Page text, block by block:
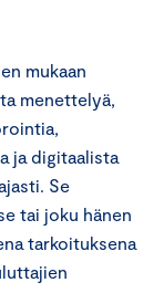
mukaan
menettelyä,
ja digitaalista
Se
tai joku hänen
tarkoituksena